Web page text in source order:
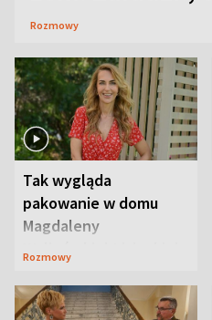
Rozmowy
Tak wygląda
pakowanie w domu
Magdaleny
Waligórskiej-Lisieckiej.
Rozmowy